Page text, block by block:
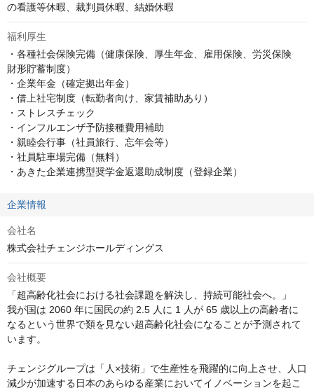
の看護等休暇、裁判員休暇、結婚休暇
福利厚生
・各種社会保険完備（健康保険、厚生年金、雇用保険、労災保険
財形貯蓄制度）
・企業年金（確定拠出年金）
・借上社宅制度（転勤者向け、家賃補助あり）
・ストレスチェック
・インフルエンザ予防接種費用補助
・親睦会行事（社員旅行、忘年会等）
・社員駐車場完備（無料）
・あきた企業連携型奨学金返還助成制度（登録企業）
企業情報
会社名
株式会社チェンジホールディングス
会社概要
「超高齢化社会における社会課題を解決し、持続可能社会へ。」
我が国は 2060 年に国民の約 2.5 人に 1 人が 65 歳以上の高齢者に
なるという世界で類を見ない超高齢化社会になることが予測されて
います。
チェンジグループは「人×技術」で生産性を飛躍的に向上させ、人口
減少が加速する日本のあらゆる産業においてイノベーションを起こ